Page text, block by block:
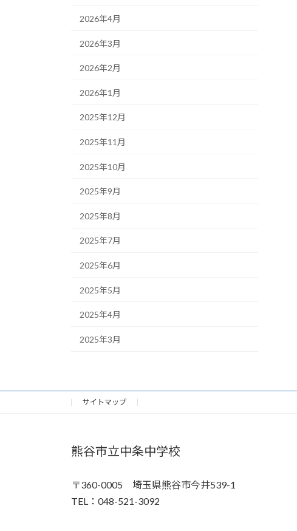
2026年4月
2026年3月
2026年2月
2026年1月
2025年12月
2025年11月
2025年10月
2025年9月
2025年8月
2025年7月
2025年6月
2025年5月
2025年4月
2025年3月
サイトマップ
熊谷市立中条中学校
〒360-0005 埼玉県熊谷市今井539-1
TEL：048-521-3092